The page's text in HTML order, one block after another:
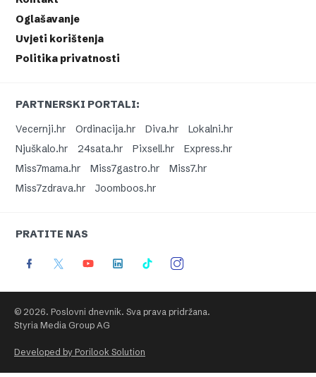
Oglašavanje
Uvjeti korištenja
Politika privatnosti
PARTNERSKI PORTALI:
Vecernji.hr
Ordinacija.hr Diva.hr
Lokalni.hr
Njuškalo.hr
24sata.hr Pixsell.hr
Express.hr
Miss7mama.hr
Miss7gastro.hr
Miss7.hr
Miss7zdrava.hr
Joomboos.hr
PRATITE NAS
© 2026. Poslovni dnevnik. Sva prava pridržana.
Styria Media Group AG
Developed by Porilook Solution